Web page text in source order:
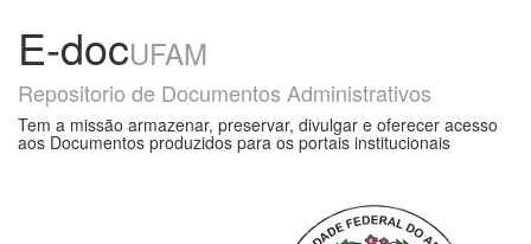
E-docUFAM
Repositorio de Documentos Administrativos
Tem a missão armazenar, preservar, divulgar e oferecer acesso
aos Documentos produzidos para os portais institucionais